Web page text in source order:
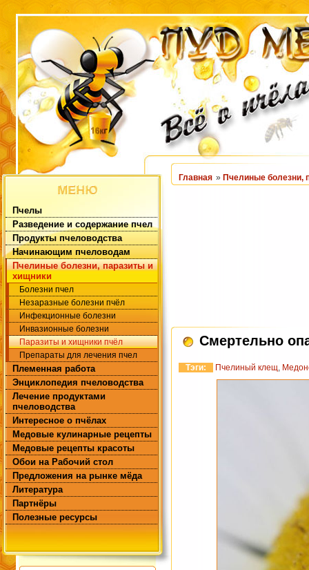
Пчелы
Разведение и содержание пчел
Продукты пчеловодства
Начинающим пчеловодам
Пчелиные болезни, паразиты и
хищники
Болезни пчел
Незаразные болезни пчёл
Инфекционные болезни
Инвазионные болезни
Паразиты и хищники пчёл
Препараты для лечения пчел
Племенная работа
Энциклопедия пчеловодства
Лечение продуктами
пчеловодства
Интересное о пчёлах
Медовые кулинарные рецепты
Медовые рецепты красоты
Обои на Рабочий стол
Предложения на рынке мёда
Литература
Партнёры
Полезные ресурсы
Главная » Пчелиные болезни,
Смертельно
Тэги: Пчелиный клещ,